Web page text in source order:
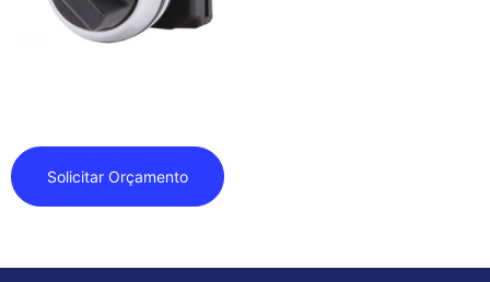
Solicitar Orçamento